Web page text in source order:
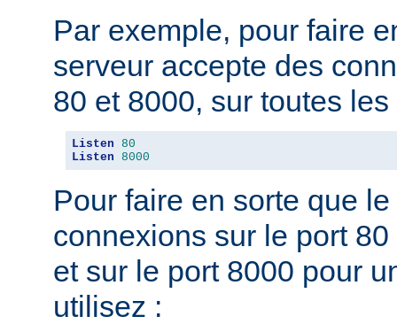
Par exemple, pour faire
serveur accepte des
80 et 8000, sur toutes
Listen 80
Listen 8000
Pour faire en sorte que
connexions sur le port
et sur le port 8000 pour
utilisez :